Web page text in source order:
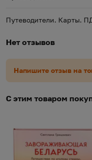
Путеводители. Карты.
Нет отзывов
Напишите отзыв на
С этим товаром